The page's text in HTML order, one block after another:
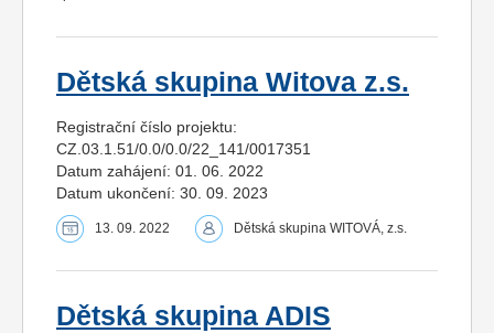
Dětská skupina Witova z.s.
Registrační číslo projektu:
CZ.03.1.51/0.0/0.0/22_141/0017351
Datum zahájení: 01. 06. 2022
Datum ukončení: 30. 09. 2023
13. 09. 2022 Dětská skupina WITOVÁ, z.s.
Dětská skupina ADIS